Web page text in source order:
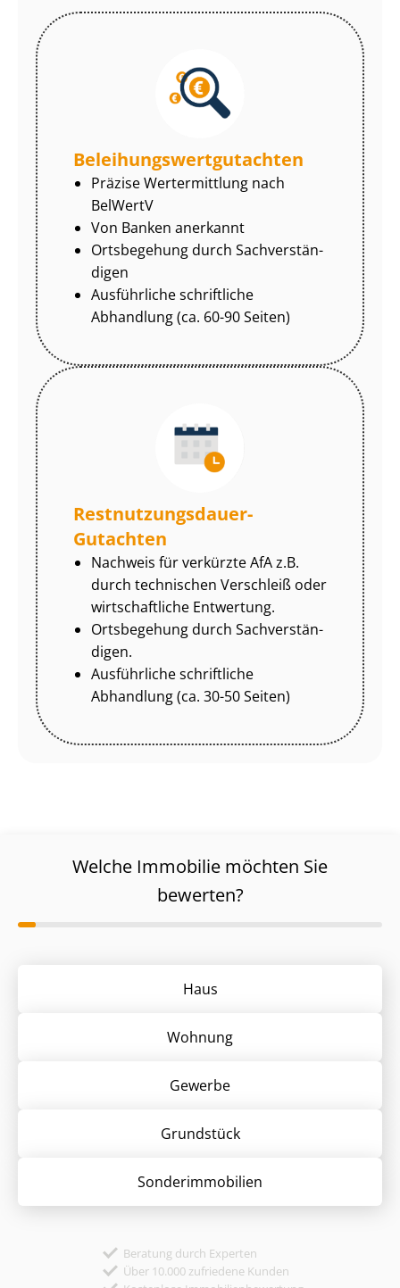
Be­lei­hungs­wert­gut­ach­ten
Präzise Wertermittlung nach
BelWertV
Von Banken anerkannt
Ortsbegehung durch Sach­ver­stän­
di­gen
Ausführliche schriftliche
Abhandlung (ca. 60-90 Seiten)
Rest­nut­zungs­dau­er-
Gutachten
Nachweis für verkürzte AfA z.B.
durch technischen Verschleiß oder
wirtschaftliche Entwertung.
Ortsbegehung durch Sach­ver­stän­
di­gen.
Ausführliche schriftliche
Abhandlung (ca. 30-50 Seiten)
Welche Immobilie möchten Sie
bewerten?
Haus
Wohnung
Gewerbe
Grund­stück
Sonder­immobilien
Beratung durch Experten
Über 10.000 zufriedene Kunden